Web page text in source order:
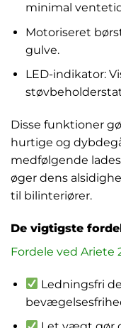
minimal
Motoriseret
gulve.
LED-indikator:
Disse funktioner
hurtige og
medfølgende
øger dens
til bilinteriører.
De vigtigste
Fordele ved Ariete
Ledningsfri